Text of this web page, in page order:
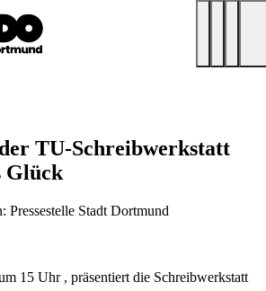
TU-Schreibwerkstatt
Glück
Pressestelle Stadt Dortmund
15 Uhr , präsentiert die Schreibwerkstatt